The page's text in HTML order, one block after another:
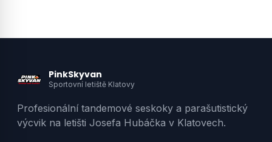
PinkSkyvan
Sportovní letiště Klatovy
Profesionální tandemové seskoky a parašutistický
výcvik na letišti Josefa Hubáčka v Klatovech.